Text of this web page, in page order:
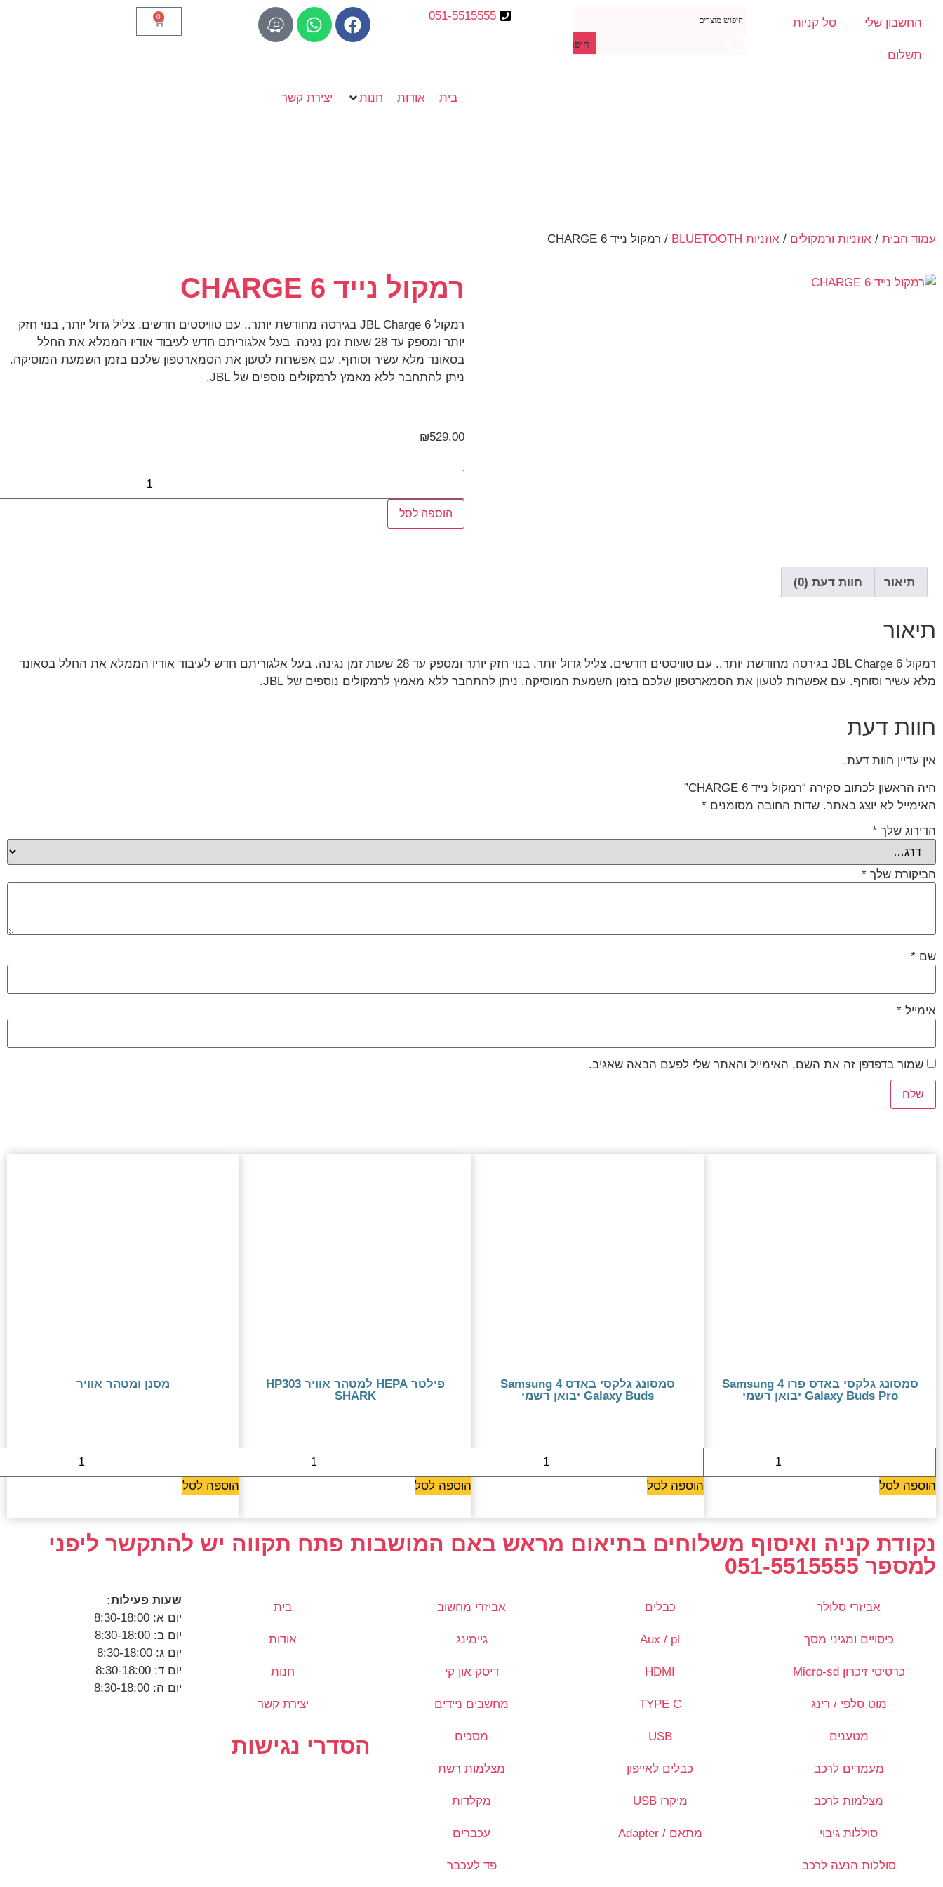
החשבון שלי סל קניות
תשלום
חיפוש מוצרים
051-5515555
0
בית אודות חנות יצירת קשר
עמוד הבית / אוזניות ורמקולים / אוזניות BLUETOOTH / רמקול נייד CHARGE 6
רמקול נייד CHARGE 6
רמקול JBL Charge 6 בגירסה מחודשת יותר.. עם טוויסטים חדשים. צליל גדול יותר, בנוי חזק
יותר ומספק עד 28 שעות זמן נגינה. בעל אלגוריתם חדש לעיבוד אודיו הממלא את החלל
בסאונד מלא עשיר וסוחף. עם אפשרות לטעון את הסמארטפון שלכם בזמן השמעת המוסיקה.
ניתן להתחבר ללא מאמץ לרמקולים נוספים של JBL.
₪529.00
הוספה לסל
תיאור חוות דעת (0)
תיאור
רמקול JBL Charge 6 בגירסה מחודשת יותר.. עם טוויסטים חדשים. צליל גדול יותר, בנוי חזק יותר ומספק עד 28 שעות זמן נגינה. בעל אלגוריתם חדש לעיבוד אודיו הממלא את החלל בסאונד
מלא עשיר וסוחף. עם אפשרות לטעון את הסמארטפון שלכם בזמן השמעת המוסיקה. ניתן להתחבר ללא מאמץ לרמקולים נוספים של JBL.
חוות דעת
אין עדיין חוות דעת.
היה הראשון לכתוב סקירה “רמקול נייד CHARGE 6”
האימייל לא יוצג באתר. שדות החובה מסומנים *
הדירוג שלך *
הביקורת שלך *
שם *
אימייל *
שמור בדפדפן זה את השם, האימייל והאתר שלי לפעם הבאה שאגיב.
סמסונג גלקסי באדס פרו 4 Samsung
Galaxy Buds Pro יבואן רשמי
הוספה לסל
סמסונג גלקסי באדס 4 Samsung
Galaxy Buds יבואן רשמי
הוספה לסל
פילטר HEPA למטהר אוויר HP303
SHARK
הוספה לסל
מסנן ומטהר אוויר
הוספה לסל
נקודת קניה ואיסוף משלוחים בתיאום מראש באם המושבות פתח תקווה יש להתקשר ליפני
למספר 051-5515555
אביזרי סלולר
כיסויים ומגיני מסך
כרטיסי זיכרון Micro-sd
מוט סלפי / רינג
מטענים
מעמדים לרכב
מצלמות לרכב
סוללות גיבוי
סוללות הנעה לרכב
כבלים
Aux / pl
HDMI
TYPE C
USB
כבלים לאייפון
מיקרו USB
מתאם / Adapter
אביזרי מחשוב
גיימינג
דיסק און קי
מחשבים ניידים
מסכים
מצלמות רשת
מקלדות
עכברים
פד לעכבר
בית
אודות
חנות
יצירת קשר
הסדרי נגישות
שעות פעילות:
יום א: 8:30-18:00
יום ב: 8:30-18:00
יום ג: 8:30-18:00
יום ד: 8:30-18:00
יום ה: 8:30-18:00